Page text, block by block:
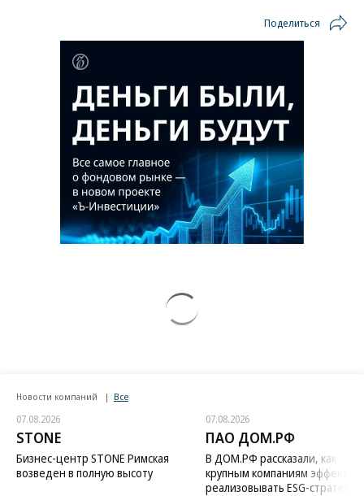
Поделиться
Новости компаний Все
07.08.2026
STONE
Бизнес-центр STONE Римская
возведен в полную высоту
07.08.2026
ПАО ДОМ.РФ
В ДОМ.РФ рассказали, как
крупным компаниям
реализовывать ESG-стратегию